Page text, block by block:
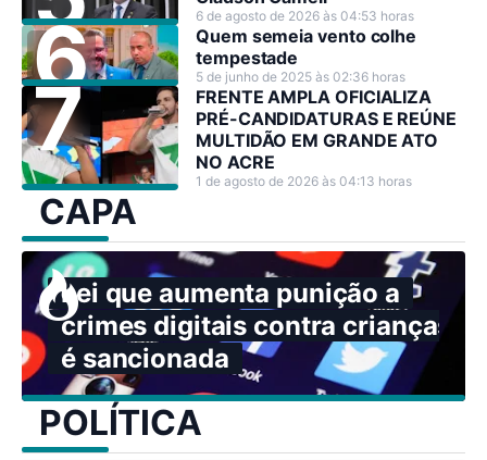
6 de agosto de 2026 às 04:53 horas
Quem semeia vento colhe
tempestade
5 de junho de 2025 às 02:36 horas
FRENTE AMPLA OFICIALIZA
PRÉ-CANDIDATURAS E REÚNE
MULTIDÃO EM GRANDE ATO
NO ACRE
1 de agosto de 2026 às 04:13 horas
CAPA
Lei que aumenta punição a
crimes digitais contra crianças
é sancionada
POLÍTICA